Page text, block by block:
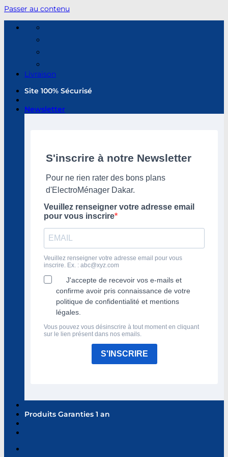
Passer au contenu
Livraison
Site 100% Sécurisé
Newsletter
S'inscrire à notre Newsletter
Pour ne rien rater des bons plans
d'ElectroMénager Dakar.
Veuillez renseigner votre adresse email
pour vous inscrire
Veuillez renseigner votre adresse email pour vous
inscrire. Ex. : abc@xyz.com
J'accepte de recevoir vos e-mails et
confirme avoir pris connaissance de votre
politique de confidentialité et mentions
légales.
Vous pouvez vous désinscrire à tout moment en cliquant
sur le lien présent dans nos emails.
S'INSCRIRE
Produits Garanties 1 an